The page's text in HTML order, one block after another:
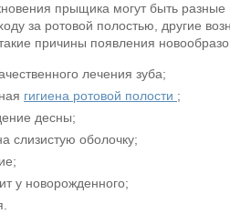
прыщика могут быть разные
за ротовой полостью, другие
причины появления
лечения зуба;
гигиена ротовой полости ;
десны;
слизистую оболочку;
у новорожденного;